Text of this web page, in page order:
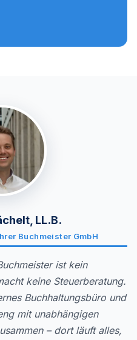
LL.B.
Buchmeister GmbH
ist kein
keine Steuerberatung.
Buchhaltungsbüro und
mit unabhängigen
– dort läuft alles,